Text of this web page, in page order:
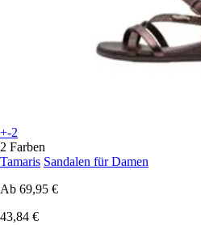
+-2
2 Farben
Tamaris Sandalen für Damen
Ab 69,95 €
43,84 €